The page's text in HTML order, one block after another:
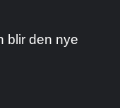
blir den nye